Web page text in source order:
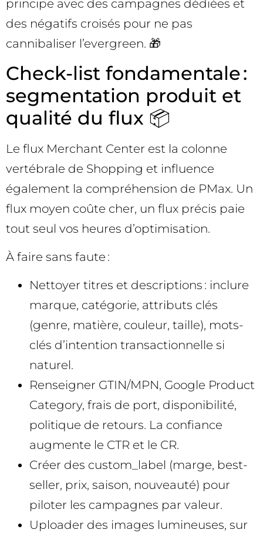
principe avec des campagnes dédiées et
des négatifs croisés pour ne pas
cannibaliser l’evergreen. 🎁
Check-list fondamentale :
segmentation produit et
qualité du flux 📦
Le flux Merchant Center est la colonne
vertébrale de Shopping et influence
également la compréhension de PMax. Un
flux moyen coûte cher, un flux précis paie
tout seul vos heures d’optimisation.
À faire sans faute :
Nettoyer titres et descriptions : inclure
marque, catégorie, attributs clés
(genre, matière, couleur, taille), mots-
clés d’intention transactionnelle si
naturel.
Renseigner GTIN/MPN, Google Product
Category, frais de port, disponibilité,
politique de retours. La confiance
augmente le CTR et le CR.
Créer des custom_label (marge, best-
seller, prix, saison, nouveauté) pour
piloter les campagnes par valeur.
Uploader des images lumineuses, sur